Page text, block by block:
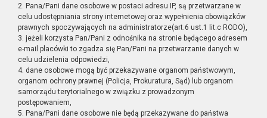
2. Pana/Pani dane osobowe w postaci adresu IP, są przetwarzane w
celu udostępniania strony internetowej oraz wypełnienia obowiązków
prawnych spoczywających na administratorze(art.6 ust.1 lit.c RODO),
3. jeżeli korzysta Pan/Pani z odnośnika na stronie będącego adresem
e-mail placówki to zgadza się Pan/Pani na przetwarzanie danych w
celu udzielenia odpowiedzi,
4. dane osobowe mogą być przekazywane organom państwowym,
organom ochrony prawnej (Policja, Prokuratura, Sąd) lub organom
samorządu terytorialnego w związku z prowadzonym
postępowaniem,
5. Pana/Pani dane osobowe nie będą przekazywane do państwa